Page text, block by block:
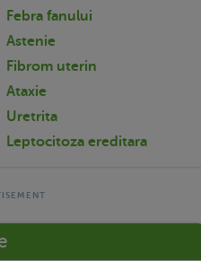
Febra fanului
Astenie
Fibrom uterin
Ataxie
Uretrita
Leptocitoza ereditara